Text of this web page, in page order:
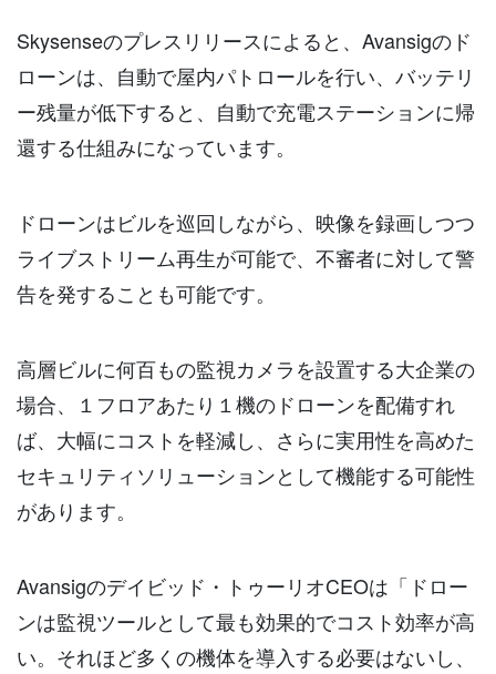
Skysenseのプレスリリースによると、Avansigのド
ローンは、自動で屋内パトロールを行い、バッテリ
ー残量が低下すると、自動で充電ステーションに帰
還する仕組みになっています。
ドローンはビルを巡回しながら、映像を録画しつつ
ライブストリーム再生が可能で、不審者に対して警
告を発することも可能です。
高層ビルに何百もの監視カメラを設置する大企業の
場合、１フロアあたり１機のドローンを配備すれ
ば、大幅にコストを軽減し、さらに実用性を高めた
セキュリティソリューションとして機能する可能性
があります。
Avansigのデイビッド・トゥーリオCEOは「ドロー
ンは監視ツールとして最も効果的でコスト効率が高
い。それほど多くの機体を導入する必要はないし、